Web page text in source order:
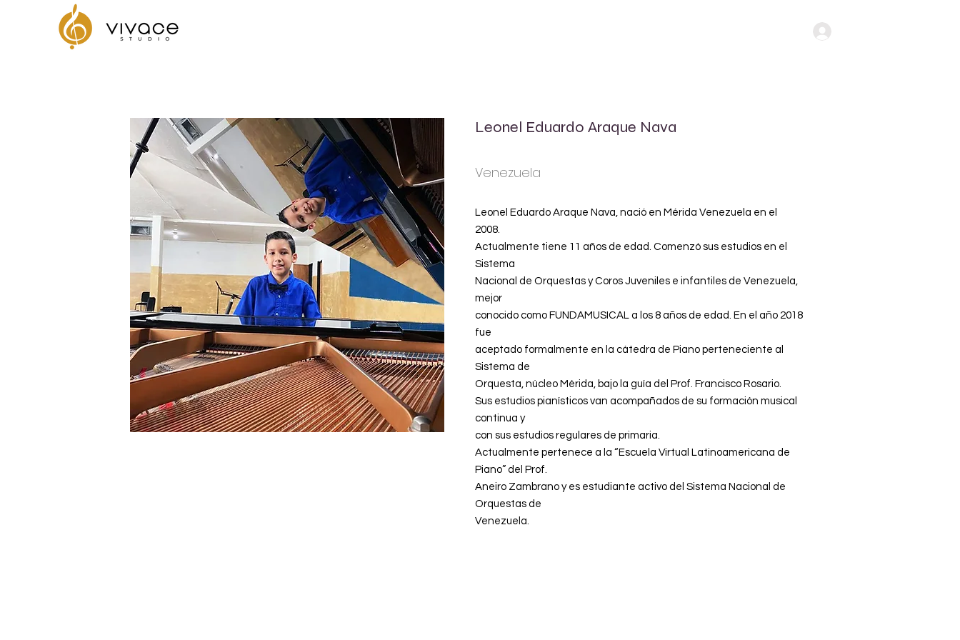
Leonel Eduardo Araque Nava
Venezuela
Leonel Eduardo Araque Nava, nació en Mérida Venezuela en el
2008.
Actualmente tiene 11 años de edad. Comenzó sus estudios en el
Sistema
Nacional de Orquestas y Coros Juveniles e infantiles de Venezuela,
mejor
conocido como FUNDAMUSICAL a los 8 años de edad. En el año 2018
fue
aceptado formalmente en la cátedra de Piano perteneciente al
Sistema de
Orquesta, núcleo Mérida, bajo la guía del Prof. Francisco Rosario.
Sus estudios pianísticos van acompañados de su formación musical
continua y
con sus estudios regulares de primaria.
Actualmente pertenece a la “Escuela Virtual Latinoamericana de
Piano” del Prof.
Aneiro Zambrano y es estudiante activo del Sistema Nacional de
Orquestas de
Venezuela.